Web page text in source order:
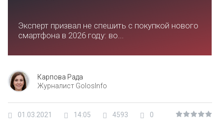
Эксперт призвал не спешить с покупкой нового
смартфона в 2026 году: во...
Карпова Рада
Журналист GolosInfo
01.03.2021 14:05 4593 0